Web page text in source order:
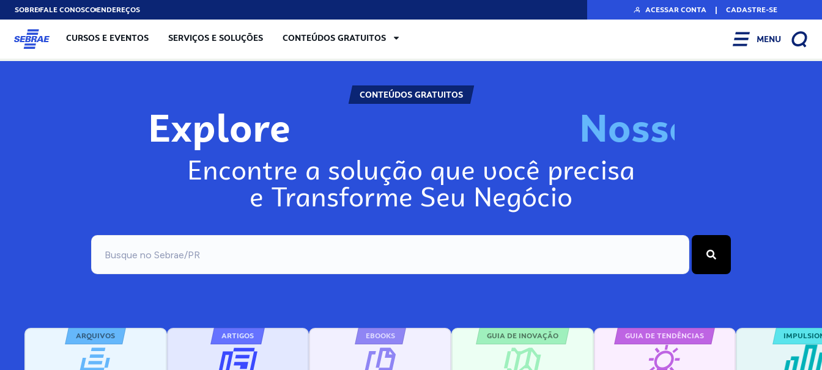
SOBREFALE CONOSCOENDEREÇOS ACESSAR CONTA | CADASTRE-SE
CURSOS E EVENTOS SERVIÇOS E SOLUÇÕES CONTEÚDOS GRATUITOS MENU
CONTEÚDOS GRATUITOS
Explore Nosso
Encontre a solução que você precisa
e Transforme Seu Negócio
ARQUIVOS ARTIGOS EBOOKS GUIA DE INOVAÇÃO GUIA DE TENDÊNCIAS